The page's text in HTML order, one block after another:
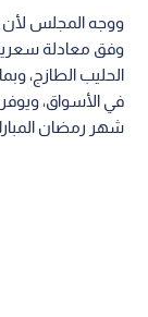
ووجه المجلس لأن
وفق معادلة
الحليب الطازج،
في الأسواق،
شهر رمضان